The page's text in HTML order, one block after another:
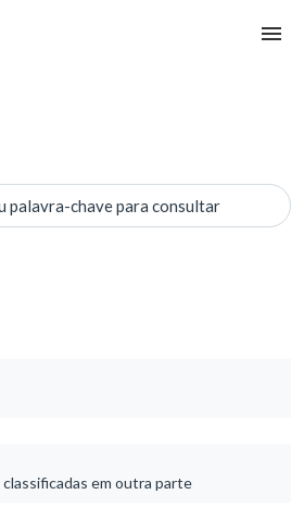
palavra-chave para consultar
em outra parte